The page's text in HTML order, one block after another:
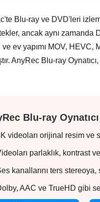
Blu-ray ve DVD'leri
ancak aynı zamanda
ev yapımı MOV,
AnyRec Blu-ray
Blu-ray Oynatıcı
videoları orijinal resim ve
parlaklık, kontrast
kanallarını ters
AAC ve TrueHD gibi